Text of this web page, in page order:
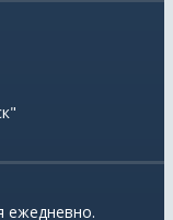
ежедневно.